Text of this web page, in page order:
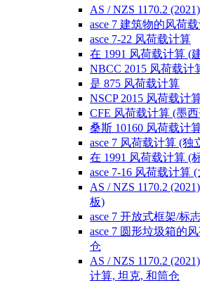
AS / NZS 1170.2
asce 7 建筑物的风荷
asce 7-22 风荷载计算
在 1991 风荷载计算 (
NBCC 2015 风荷载计
是 875 风荷载计算
NSCP 2015 风荷载计
CFE 风荷载计算 (墨
桑斯 10160 风荷载计
asce 7 风荷载计算 (独
在 1991 风荷载计算 (
asce 7-16 风荷载计算
AS / NZS 1170.2
板)
asce 7 开放式框架/标
asce 7 圆形垃圾箱的
仓
AS / NZS 1170.2
计算, 坦克, 和筒仓